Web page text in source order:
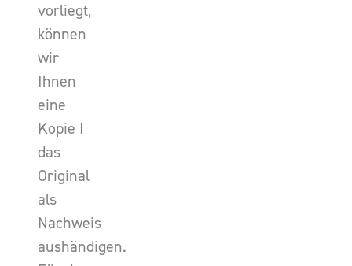
vorliegt,
können
wir
Ihnen
eine
Kopie I
das
Original
als
Nachweis
aushändigen.